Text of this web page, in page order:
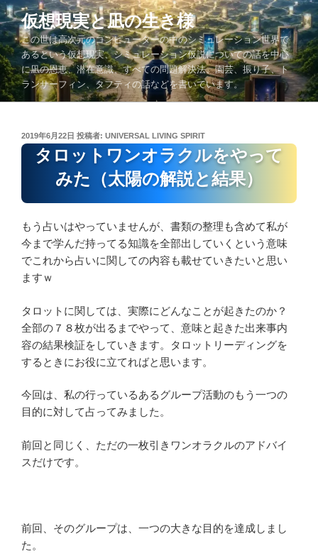
コ
ン
テ
ン
ツ
へ
仮想現実と凪の生き様
この世は高次元のコンピューターの中のシミュレーション世界で
あるという仮想現実、シミュレーション仮説についての話を中心
に凪の恩恵、潜在意識、すべての問題解決法、園芸、振り子、ト
ランサーフィン、タフティの話などを書いています。
投
稿
2019年6月22日 投稿者: UNIVERSAL LIVING SPIRIT
タロットワンオラクルをやって
みた（太陽の解説と結果）
もう占いはやっていませんが、書類の整理も含めて私が
今まで学んだ持ってる知識を全部出していくという意味
でこれから占いに関しての内容も載せていきたいと思い
ますｗ
タロットに関しては、実際にどんなことが起きたのか？
全部の７８枚が出るまでやって、意味と起きた出来事内
容の結果検証をしていきます。タロットリーディングを
するときにお役に立てればと思います。
今回は、私の行っているあるグループ活動のもう一つの
目的に対して占ってみました。
前回と同じく、ただの一枚引きワンオラクルのアドバイ
スだけです。
前回、そのグループは、一つの大きな目的を達成しまし
た。